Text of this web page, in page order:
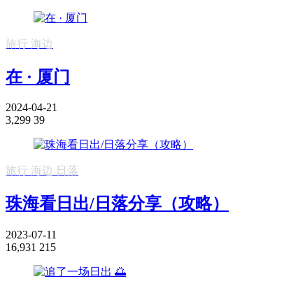
旅行 海边
在 · 厦门
2024-04-21
3,299 39
旅行 海边 日落
珠海看日出/日落分享（攻略）
2023-07-11
16,931 215